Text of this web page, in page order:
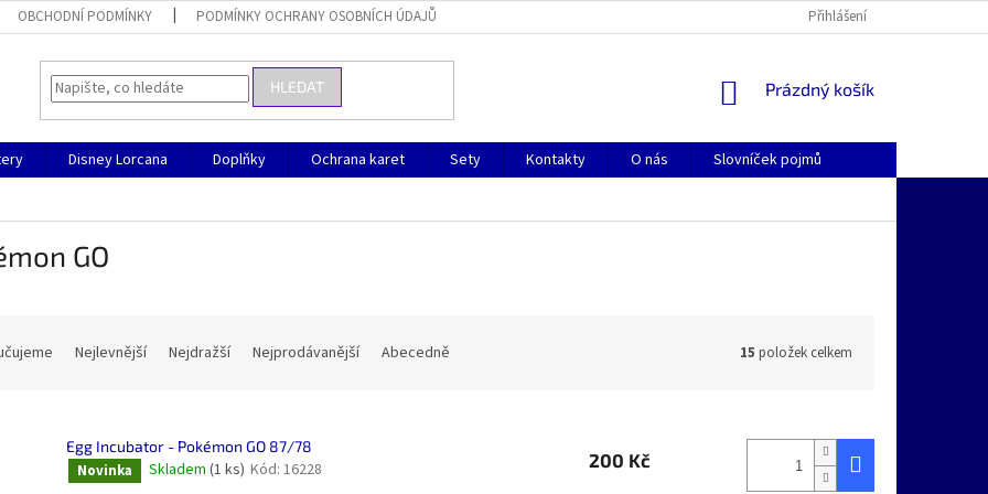
OBCHODNÍ PODMÍNKY PODMÍNKY OCHRANY OSOBNÍCH ÚDAJŮ Přihlášení
HLEDAT
NÁKUPNÍ
Prázdný košík
Disney Lorcana Doplňky Ochrana karet Sety Kontakty O nás
Slovníček pojmů
GO
Nejlevnější Nejdražší Nejprodávanější Abecedně 15 položek celkem
Egg Incubator - Pokémon GO 87/78
Novinka Skladem (1 ks) Kód: 16228 200 Kč